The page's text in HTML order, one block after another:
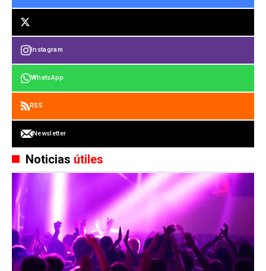
Instagram
WhatsApp
RSS
Newsletter
Noticias útiles